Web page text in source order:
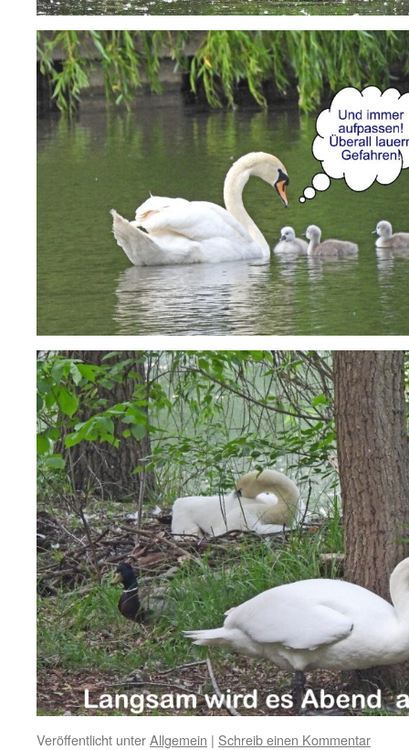
Veröffentlicht unterAllgemein | Schreib einen Kommentar